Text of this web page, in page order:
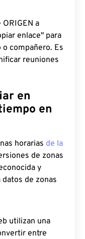
a
enlace" para
compañero. Es
reuniones
en
en
horarias de la
de zonas
y
de zonas
utilizan una
entre